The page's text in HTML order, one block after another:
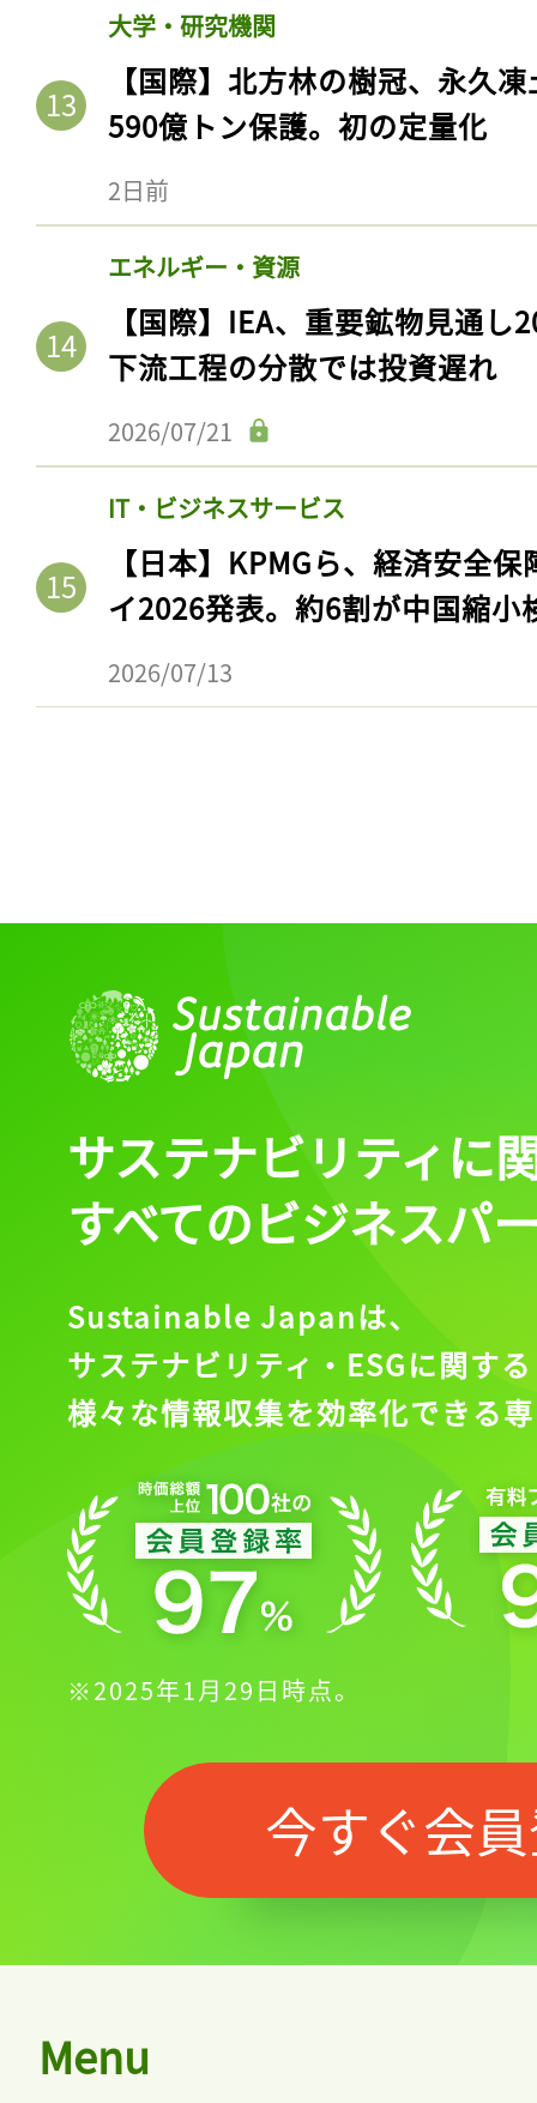
大学・研究機関
【国際】北方林の樹冠、永久
590億トン保護。初の定量化
2日前
エネルギー・資源
【国際】IEA、重要鉱物見通
下流工程の分散では投資遅れ
2026/07/21
IT・ビジネスサービス
【日本】KPMGら、経済安全
イ2026発表。約6割が中国縮小
2026/07/13
サステナビリティに
すべてのビジネスパ
Sustainable Japanは、
サステナビリティ・ESGに関する
様々な情報収集を効率化できる
※2025年1月29日時点。
今すぐ会
Menu